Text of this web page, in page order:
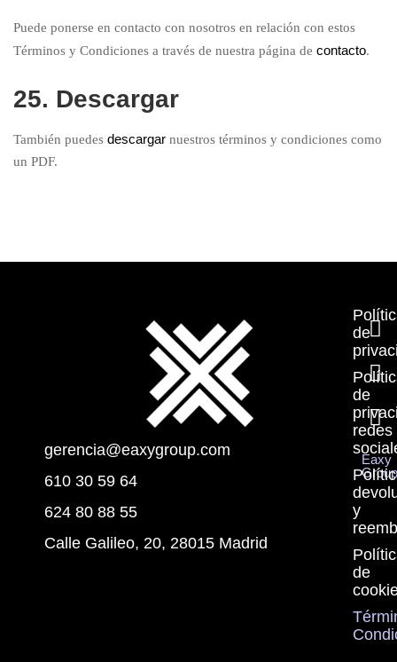
Puede ponerse en contacto con nosotros en relación con estos
Términos y Condiciones a través de nuestra página de contacto.
25. Descargar
También puedes descargar nuestros términos y condiciones como
un PDF.
gerencia@eaxygroup.com
610 30 59 64
624 80 88 55
Calle Galileo, 20, 28015 Madrid
de
de
redes
y
de
Eaxy
Group